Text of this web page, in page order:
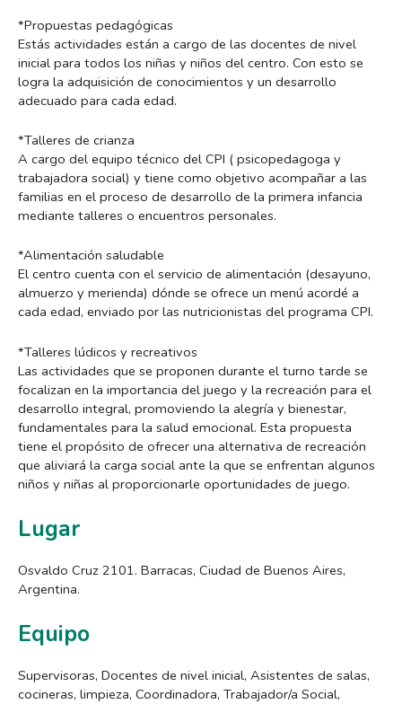
*Propuestas pedagógicas
Estás actividades están a cargo de las docentes de nivel
inicial para todos los niñas y niños del centro. Con esto se
logra la adquisición de conocimientos y un desarrollo
adecuado para cada edad.
*Talleres de crianza
A cargo del equipo técnico del CPI ( psicopedagoga y
trabajadora social) y tiene como objetivo acompañar a las
familias en el proceso de desarrollo de la primera infancia
mediante talleres o encuentros personales.
*Alimentación saludable
El centro cuenta con el servicio de alimentación (desayuno,
almuerzo y merienda) dónde se ofrece un menú acordé a
cada edad, enviado por las nutricionistas del programa CPI.
*Talleres lúdicos y recreativos
Las actividades que se proponen durante el turno tarde se
focalizan en la importancia del juego y la recreación para el
desarrollo integral, promoviendo la alegría y bienestar,
fundamentales para la salud emocional. Esta propuesta
tiene el propósito de ofrecer una alternativa de recreación
que aliviará la carga social ante la que se enfrentan algunos
niños y niñas al proporcionarle oportunidades de juego.
Lugar
Osvaldo Cruz 2101. Barracas, Ciudad de Buenos Aires,
Argentina.
Equipo
Supervisoras, Docentes de nivel inicial, Asistentes de salas,
cocineras, limpieza, Coordinadora, Trabajador/a Social,